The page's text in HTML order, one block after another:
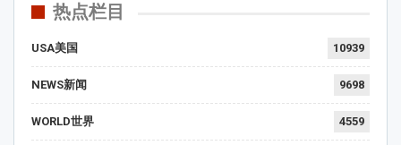
热点栏目
USA美国 10939
NEWS新闻 9698
WORLD世界 4559